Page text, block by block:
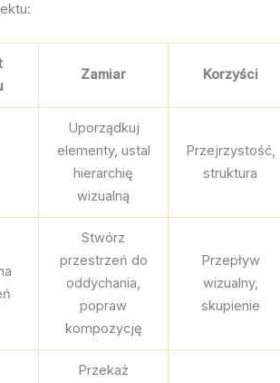
Zamiar Korzyści
Uporządkuj
elementy, ustal
hierarchię
wizualną
Przejrzystość,
struktura
Stwórz
przestrzeń do
oddychania,
popraw
kompozycję
Przepływ
wizualny,
skupienie
Przekaż